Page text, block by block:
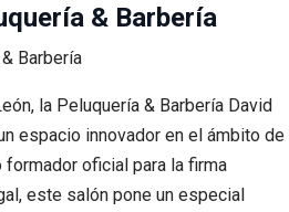
& Barbería
la Peluquería & Barbería David
espacio innovador en el ámbito de
oficial para la firma
este salón pone un especial